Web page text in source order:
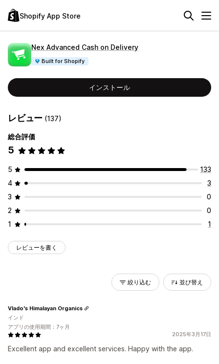
Shopify App Store
Nex Advanced Cash on Delivery
Built for Shopify
インストール
レビュー (137)
総合評価
5
5
133
4
3
3
0
2
0
1
1
レビューを書く
絞り込む 並び替え
2025年3月17日
Excellent app and excellent services. Happy with the app.
Vlado's Himalayan Organics
インド
アプリの使用期間：7ヶ月